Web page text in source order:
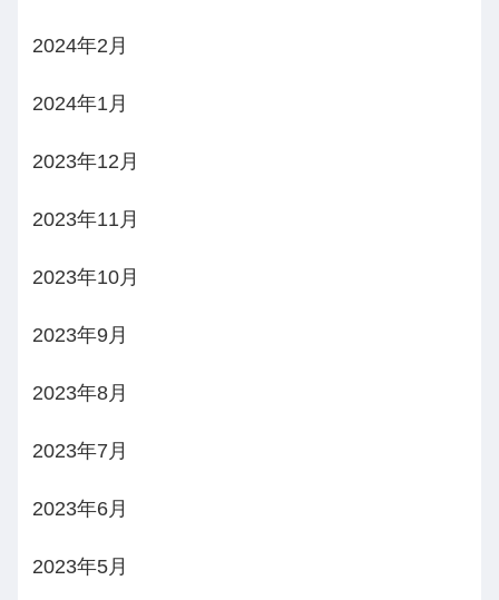
2024年2月
2024年1月
2023年12月
2023年11月
2023年10月
2023年9月
2023年8月
2023年7月
2023年6月
2023年5月